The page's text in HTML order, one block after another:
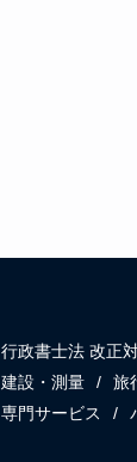
行政書士法 改正
建設・測量
旅
専門サービス